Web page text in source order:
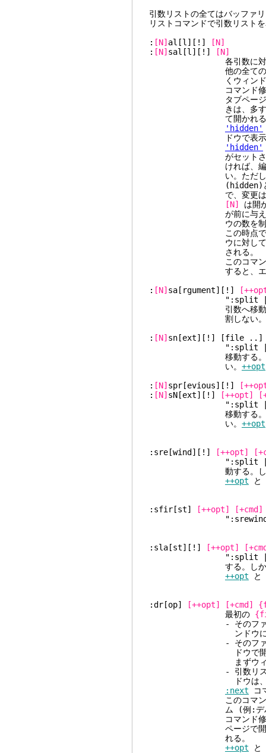
引数リストの全てはバッファ
リストコマンドで引数リスト
: [N] al[l][!]
[N]
: [N] sal[l][!]
[N]
各引数に対して1つの
他の全てのウィンドウ
くウィンドウの最
コマンド修
タブページを
きは、多すぎる引数は
て開かれる
'hidden'
ドウで表示されてい
'hidden'
がセットされている場
ければ、編集中のバッ
い。ただし[!]が与え
(hidden)となる。しか
で、変更は失わ
[N]
は開
が前に与えられ
ウの数を制限
この時点では Buf/
ウに対して実行されな
される。
このコマンドを使用中
すると、エラー
: [N] sa[rgument][!]
":split |
引数へ移動する
割しない。
: [N]
":split
移動する。し
い。 ++opt
: [N] spr[evious][!]
: [N] sN[ext][!] [++opt]
":split
移動する。し
い。 ++opt
:sre[wind][!] [++opt]
":split | rewind" の短
動する。しかし、引
++opt と
:sfir[st] [++opt]
[+cmd]
":srewind" と
:sla[st][!] [++opt]
":split | last" の短縮
する。しかし、引数
++opt と
:dr[op] [++opt] [+cmd]
最初の
- そのファイルがすで
ンドウに移動
- そのファイルがウィ
ドウで開く。カレン
まずウィンドウ
- 引数リストにないウ
ドウは、可能な
:next コ
このコマンドの目的は
ム (例:デバッガ) か
コマンド修
ページで開かれる。最
れる。
++opt と